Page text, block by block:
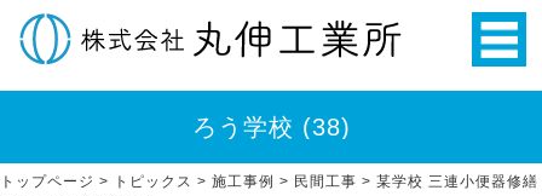
ろう学校 (38)
トップページ > トピックス > 施工事例 > 民間工事 > 某学校 三連小便器修繕